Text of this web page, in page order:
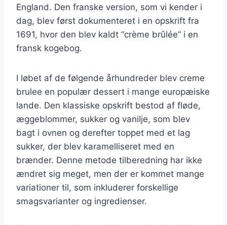
England. Den franske version, som vi kender i
dag, blev først dokumenteret i en opskrift fra
1691, hvor den blev kaldt “crème brûlée” i en
fransk kogebog.
I løbet af de følgende århundreder blev creme
brulee en populær dessert i mange europæiske
lande. Den klassiske opskrift bestod af fløde,
æggeblommer, sukker og vanilje, som blev
bagt i ovnen og derefter toppet med et lag
sukker, der blev karamelliseret med en
brænder. Denne metode tilberedning har ikke
ændret sig meget, men der er kommet mange
variationer til, som inkluderer forskellige
smagsvarianter og ingredienser.